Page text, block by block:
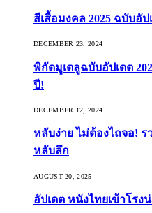
สีเสื้อมงคล 2025 ฉบับอัป
DECEMBER 23, 2024
พิกัดมูเตลูฉบับอัปเดต
ปี!
DECEMBER 12, 2024
หลับง่าย ไม่ต้องไถจอ!
หลับลึก
AUGUST 20, 2025
อัปเดต หนังไทยเข้าโรง